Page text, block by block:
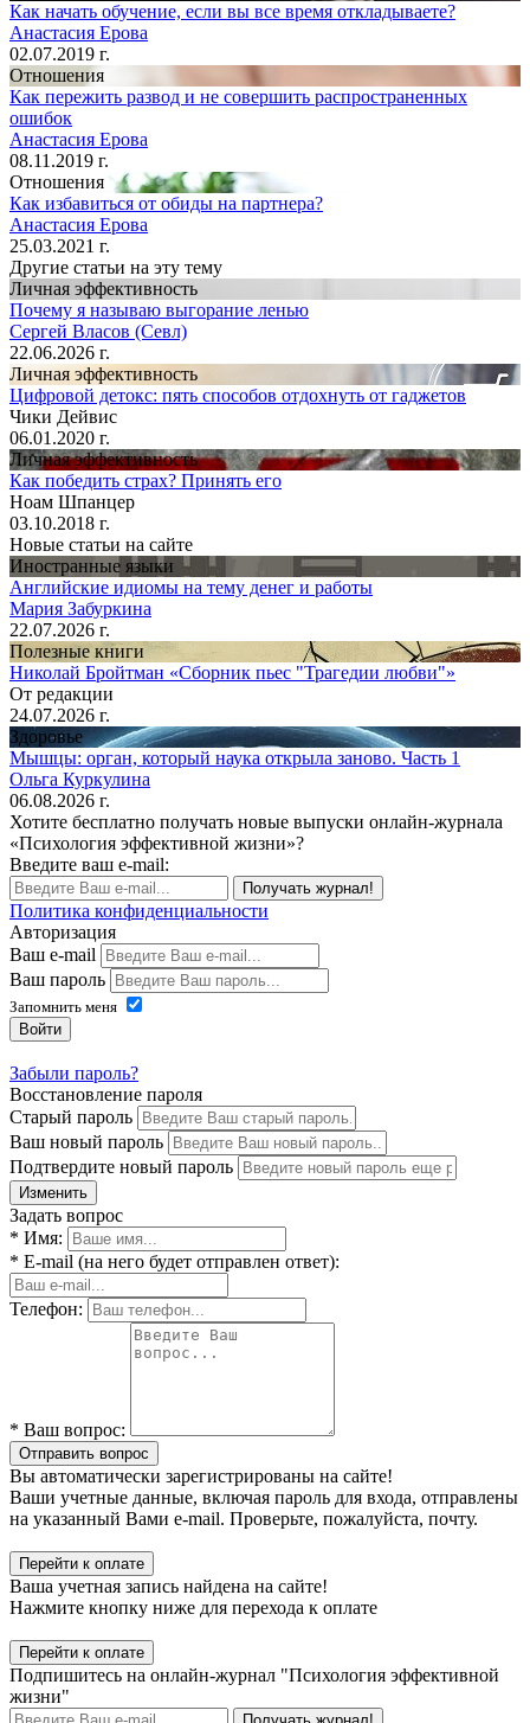
Как начать обучение, если вы все время откладываете?
Анастасия Ерова
02.07.2019 г.
Отношения
Как пережить развод и не совершить распространенных
ошибок
Анастасия Ерова
08.11.2019 г.
Отношения
Как избавиться от обиды на партнера?
Анастасия Ерова
25.03.2021 г.
Другие статьи на эту тему
Личная эффективность
Почему я называю выгорание ленью
Сергей Власов (Севл)
22.06.2026 г.
Личная эффективность
Цифровой детокс: пять способов отдохнуть от гаджетов
Чики Дейвис
06.01.2020 г.
Личная эффективность
Как победить страх? Принять его
Ноам Шпанцер
03.10.2018 г.
Новые статьи на сайте
Иностранные языки
Английские идиомы на тему денег и работы
Мария Забуркина
22.07.2026 г.
Полезные книги
Николай Бройтман «Сборник пьес "Трагедии любви"»
От редакции
24.07.2026 г.
Здоровье
Мышцы: орган, который наука открыла заново. Часть 1
Ольга Куркулина
06.08.2026 г.
Хотите бесплатно получать новые выпуски онлайн-журнала
«Психология эффективной жизни»?
Введите ваш e-mail:
Получать журнал!
Политика конфиденциальности
Авторизация
Ваш e-mail
Ваш пароль
Запомнить меня
Войти
Забыли пароль?
Восстановление пароля
Старый пароль
Ваш новый пароль
Подтвердите новый пароль
Изменить
Задать вопрос
* Имя:
* E-mail (на него будет отправлен ответ):
Телефон:
* Ваш вопрос:
Отправить вопрос
Вы автоматически зарегистрированы на сайте!
Ваши учетные данные, включая пароль для входа, отправлены
на указанный Вами e-mail. Проверьте, пожалуйста, почту.
Перейти к оплате
Ваша учетная запись найдена на сайте!
Нажмите кнопку ниже для перехода к оплате
Перейти к оплате
Подпишитесь на онлайн-журнал "Психология эффективной
жизни"